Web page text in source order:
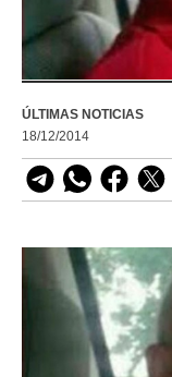
ÚLTIMAS NOTICIAS
18/12/2014